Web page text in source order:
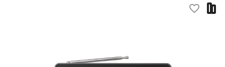
favorite_border